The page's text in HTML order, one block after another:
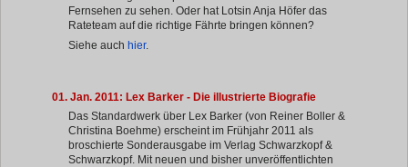
Fernsehen zu sehen. Oder hat Lotsin Anja Höfer das
Rateteam auf die richtige Fährte bringen können?
Siehe auch hier.
01. Jan. 2011: Lex Barker - Die illustrierte Biografie
Das Standardwerk über Lex Barker (von Reiner Boller &
Christina Boehme) erscheint im Frühjahr 2011 als
broschierte Sonderausgabe im Verlag Schwarzkopf &
Schwarzkopf. Mit neuen und bisher unveröffentlichten